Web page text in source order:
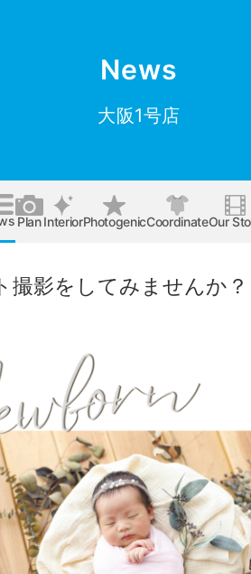
News
大阪1号店
PlanInteriorPhotogenicCoordinateOur
撮影をしてみませんか？